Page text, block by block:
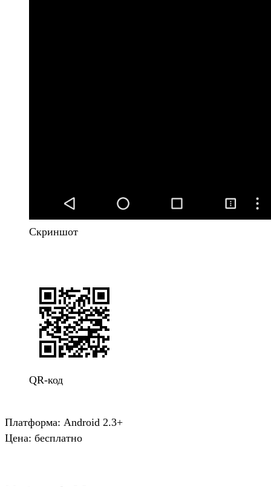
Скриншот
QR-код
Платформа: Android 2.3+
Цена: бесплатно